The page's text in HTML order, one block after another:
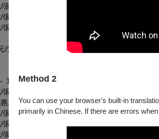
Method 2
You can use your browser's built-in
primarily in Chinese. If there are errors
10.26 SUN. ——
優惠票 285元/張